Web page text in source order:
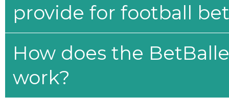
provide for football
How does the
work?